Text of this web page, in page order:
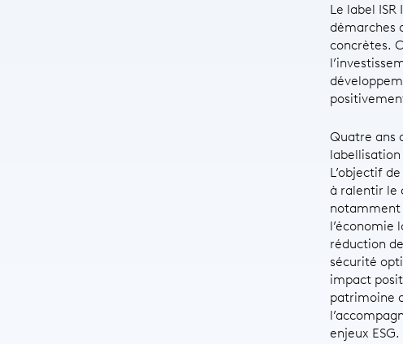
Le label
démarches
concrètes.
Quatre ans
L’objectif
à ralentir le
notamment
l’économie
réduction
sécurité
impact
patrimoine
enjeux ESG.